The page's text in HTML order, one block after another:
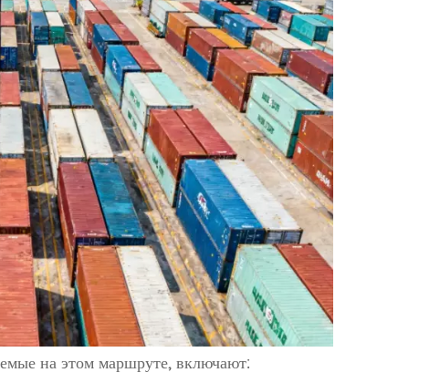
на этом маршруте, включают: